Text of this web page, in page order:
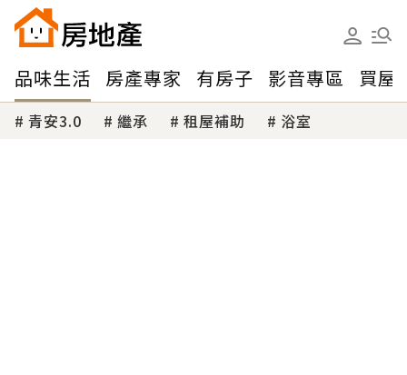
品味生活 房產專家 有房子 影音專區 買屋
青安3.0 繼承 租屋補助 浴室